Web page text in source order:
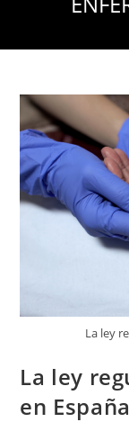
La ley
La ley
en España